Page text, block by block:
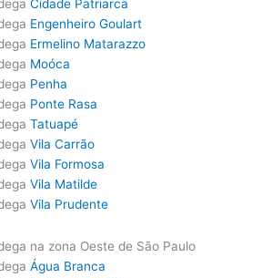
Cidade Patriarca
Engenheiro Goulart
Ermelino Matarazzo
Moóca
Penha
Ponte Rasa
Tatuapé
Vila Carrão
Vila Formosa
Vila Matilde
Vila Prudente
na zona Oeste de São Paulo
Água Branca